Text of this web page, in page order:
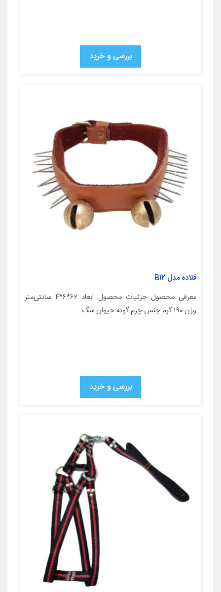
بررسی و خرید
قلاده مدل B12
معرفی محصول جزئیات محصول ابعاد ۶۲*۶*۴ سانتی‌متر
وزن ۱۹۰ گرم جنس چرم گونه حیوان سگ
بررسی و خرید